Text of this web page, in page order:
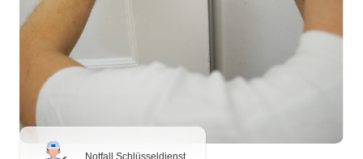
Notfall Schlüsseldienst